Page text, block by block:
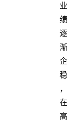
业
绩
逐
渐
企
稳
，
在
高